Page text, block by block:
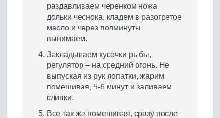
раздавливаем черенком ножа
дольки чеснока, кладем в разогретое
масло и через полминуты
вынимаем.
Закладываем кусочки рыбы,
регулятор – на средний огонь. Не
выпуская из рук лопатки, жарим,
помешивая, 5-6 минут и заливаем
сливки.
Все так же помешивая, сразу после